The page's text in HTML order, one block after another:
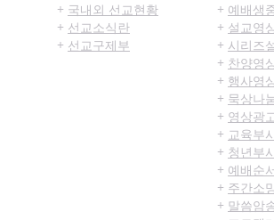
+ 국내외 선교현황
+ 선교소식란
+ 선교구제부
+ 예배생
+ 설교영
+ 시리즈
+ 찬양영
+ 행사영
+ 묵상나
+ 영상광
+ 교육부
+ 청년부
+ 예배순
+ 주간소
+ 말씀암